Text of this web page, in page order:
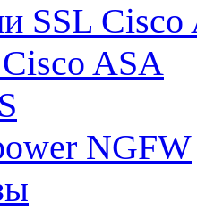
SSL Cisco
ASA
NGFW